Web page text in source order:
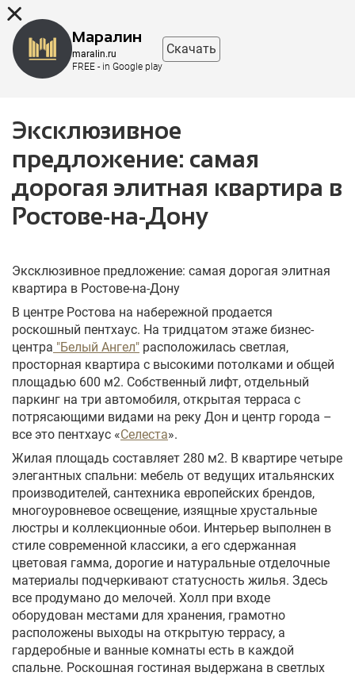
Эксклюзивное
предложение: самая
дорогая элитная квартира в
Ростове-на-Дону
Эксклюзивное предложение: самая дорогая элитная
квартира в Ростове-на-Дону
В центре Ростова на набережной продается
роскошный пентхаус. На тридцатом этаже бизнес-
центра "Белый Ангел" расположилась светлая,
просторная квартира с высокими потолками и общей
площадью 600 м2. Собственный лифт, отдельный
паркинг на три автомобиля, открытая терраса с
потрясающими видами на реку Дон и центр города –
все это пентхаус «Селеста».
Жилая площадь составляет 280 м2. В квартире четыре
элегантных спальни: мебель от ведущих итальянских
производителей, сантехника европейских брендов,
многоуровневое освещение, изящные хрустальные
люстры и коллекционные обои. Интерьер выполнен в
стиле современной классики, а его сдержанная
цветовая гамма, дорогие и натуральные отделочные
материалы подчеркивают статусность жилья. Здесь
все продумано до мелочей. Холл при входе
оборудован местами для хранения, грамотно
расположены выходы на открытую террасу, а
гардеробные и ванные комнаты есть в каждой
спальне. Роскошная гостиная выдержана в светлых
Маралин
maralin.ru
FREE - in Google play
Скачать